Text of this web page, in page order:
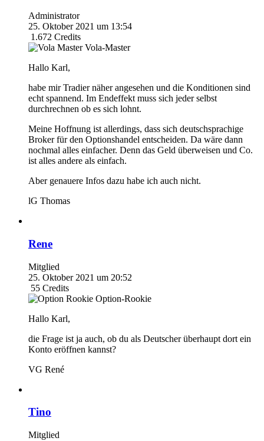
Administrator
25. Oktober 2021 um 13:54
1.672 Credits
Vola-Master
Hallo Karl,
habe mir Tradier näher angesehen und die Konditionen sind
echt spannend. Im Endeffekt muss sich jeder selbst
durchrechnen ob es sich lohnt.
Meine Hoffnung ist allerdings, dass sich deutschsprachige
Broker für den Optionshandel entscheiden. Da wäre dann
nochmal alles einfacher. Denn das Geld überweisen und Co.
ist alles andere als einfach.
Aber genauere Infos dazu habe ich auch nicht.
lG Thomas
Rene
Mitglied
25. Oktober 2021 um 20:52
55 Credits
Option-Rookie
Hallo Karl,
die Frage ist ja auch, ob du als Deutscher überhaupt dort ein
Konto eröffnen kannst?
VG René
Tino
Mitglied